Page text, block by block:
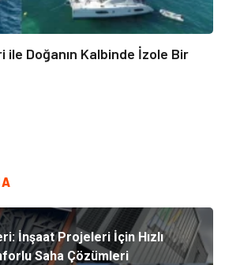
ile Doğanın Kalbinde İzole Bir
İnşaat Projeleri İçin Hızlı
Saha Çözümleri